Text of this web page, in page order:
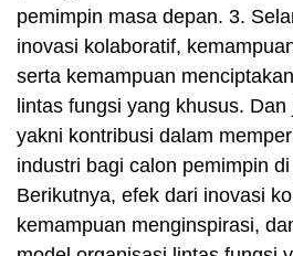
pemimpin masa depan. 3.
inovasi kolaboratif,
serta kemampuan
lintas fungsi yang khusus.
yakni kontribusi dalam
industri bagi calon pemimpin
Berikutnya, efek dari inovasi
kemampuan menginspirasi,